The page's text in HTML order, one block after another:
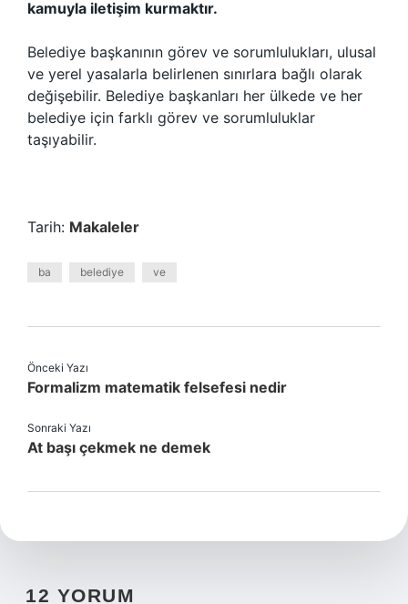
kamuyla iletişim kurmaktır.
Belediye başkanının görev ve sorumlulukları, ulusal
ve yerel yasalarla belirlenen sınırlara bağlı olarak
değişebilir. Belediye başkanları her ülkede ve her
belediye için farklı görev ve sorumluluklar
taşıyabilir.
Tarih: Makaleler
ba belediye ve
Önceki Yazı
Formalizm matematik felsefesi nedir
Sonraki Yazı
At başı çekmek ne demek
12 YORUM